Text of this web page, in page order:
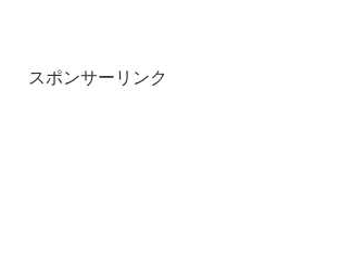
スポンサーリンク